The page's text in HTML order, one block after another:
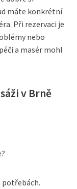
máte konkrétní
Při rezervaci je
nebo
a masér mohl
v Brně
potřebách.